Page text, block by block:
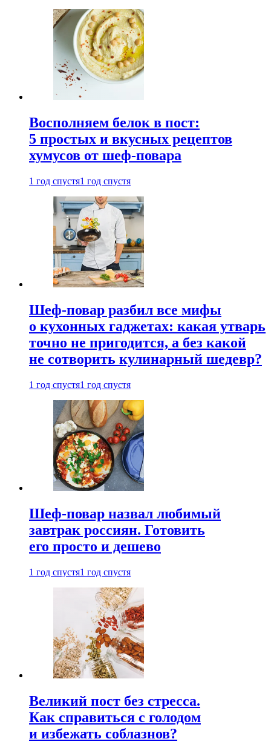
Восполняем белок в пост:
5 простых и вкусных рецептов
хумусов от шеф-повара
1 год спустя1 год спустя
Шеф-повар разбил все мифы
о кухонных гаджетах: какая утварь
точно не пригодится, а без какой
не сотворить кулинарный шедевр?
1 год спустя1 год спустя
Шеф-повар назвал любимый
завтрак россиян. Готовить
его просто и дешево
1 год спустя1 год спустя
Великий пост без стресса.
Как справиться с голодом
и избежать соблазнов?